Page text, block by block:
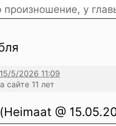
произношение, у
11 лет
(Heimaat @